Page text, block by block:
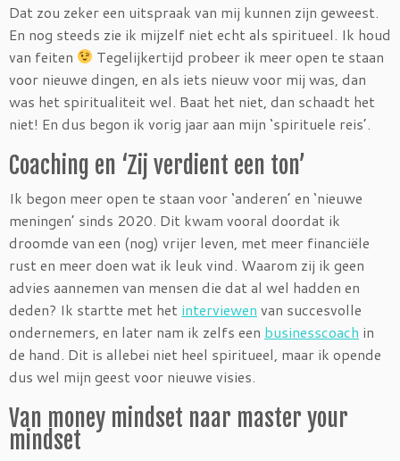
Dat zou zeker een uitspraak van mij kunnen zijn geweest.
En nog steeds zie ik mijzelf niet echt als spiritueel. Ik houd
van feiten
Tegelijkertijd probeer ik meer open te staan
voor nieuwe dingen, en als iets nieuw voor mij was, dan
was het spiritualiteit wel. Baat het niet, dan schaadt het
niet! En dus begon ik vorig jaar aan mijn ‘spirituele reis’.
Coaching en ‘Zij verdient een ton’
Ik begon meer open te staan voor ‘anderen’ en ‘nieuwe
meningen’ sinds 2020. Dit kwam vooral doordat ik
droomde van een (nog) vrijer leven, met meer financiële
rust en meer doen wat ik leuk vind. Waarom zij ik geen
advies aannemen van mensen die dat al wel hadden en
deden? Ik startte met het interviewen van succesvolle
ondernemers, en later nam ik zelfs een businesscoach in
de hand. Dit is allebei niet heel spiritueel, maar ik opende
dus wel mijn geest voor nieuwe visies.
Van money mindset naar master your
mindset